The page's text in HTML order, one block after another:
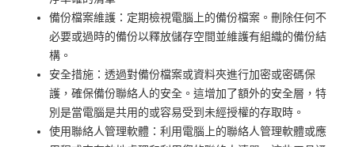
備份檔案維護：定期檢視電腦上的備份檔案。刪除任何不
必要或過時的備份以釋放儲存空間並維護有組織的備份結
構。
安全措施：透過對備份檔案或資料夾進行加密或密碼保
護，確保備份聯絡人的安全。這增加了額外的安全層，特
別是當電腦是共用的或容易受到未經授權的存取時。
使用聯絡人管理軟體：利用電腦上的聯絡人管理軟體或應